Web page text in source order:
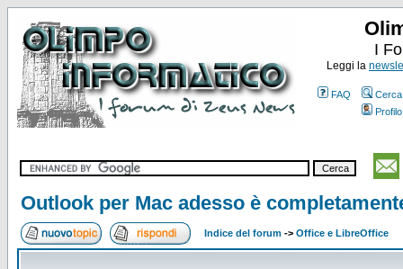
I
Leggi la
FAQ
Cerca
Profilo
Outlook per Mac adesso è
Indice del forum -> Office e LibreOffice